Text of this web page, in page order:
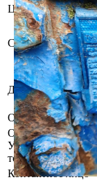
Цвет
Состояние
Должник
Обременения
Осмотр объекта
Участник
торгов осмотреть
Контактное лицо